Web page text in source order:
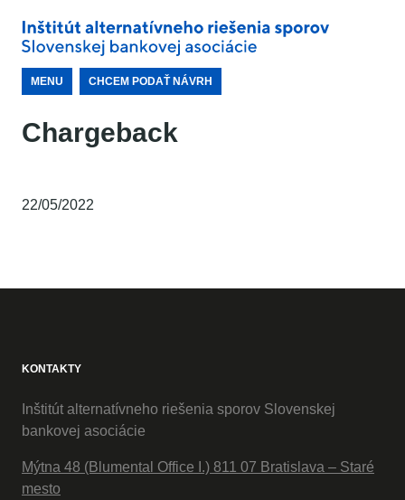
MENU CHCEM PODAŤ NÁVRH
Chargeback
22/05/2022
KONTAKTY
Inštitút alternatívneho riešenia sporov Slovenskej
bankovej asociácie
Mýtna 48 (Blumental Office I.) 811 07 Bratislava – Staré
mesto